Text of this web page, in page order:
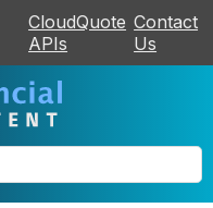
CloudQuote
APIs
Contact
Us